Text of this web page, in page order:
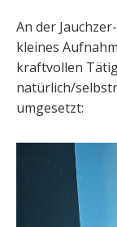
An der
kleines
kraftvollen
natürlich/
umgesetzt: